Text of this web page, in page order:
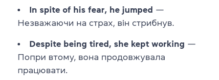
In spite of his fear, he jumped —
Незважаючи на страх, він стрибнув.
Despite being tired, she kept working —
Попри втому, вона продовжувала
працювати.